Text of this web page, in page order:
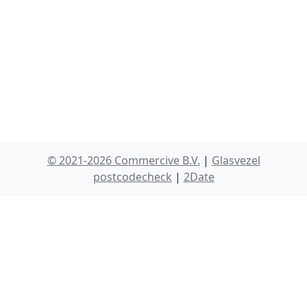
© 2021-2026 Commercive B.V. | Glasvezel
postcodecheck | 2Date